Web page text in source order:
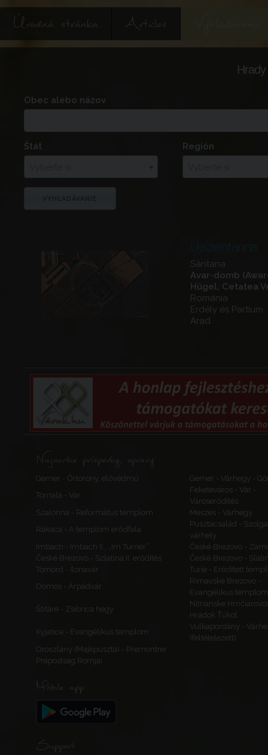
Úvodná stránka Articles
Obec alebo názov
Štát
Región
Újszentanna
Sântana
Avar-domb
Hügel, Cetatea
Románia
Erdély és Partium
Arad
Najnovšie príspevky, opravy
Gemer - Őrtorony, elővédmű
Gemer - Várhegy -
Tornaľa - Vár
Feketeváros - Vár -
Városerődítés
Szalonna - Református templom
Meszes - Várhegy
Rakaca - A templom erődfala
Pusztacsalád -
várhely
Imbach - Imbach II., „Im Turner”
České Brezovo -
České Brezovo - Szlatina II. erődítés
České Brezovo -
Tömörd - Ilonavár
Turie - Erődített
Dömös - Árpádvár
Rimavské Brezovo -
Evangélikus templom
Štitáre - Zsibrica hegy
Nitrianske
Hrádok Ťúkol
Kyjatice - Evangélikus templom
Vulkapordány -
(feltételezett)
Oroszlány (Majkpuszta) - Premontrei
Prépostság Romjai
Mobile app
Support